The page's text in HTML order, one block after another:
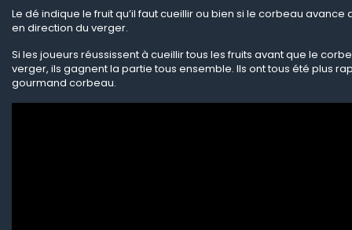
Le dé indique le fruit qu’il faut cueillir ou bien si le corbeau avance
en direction du verger.
Si les joueurs réussissent à cueillir tous les fruits avant que le
verger, ils gagnent la partie tous ensemble. Ils ont tous été plus
gourmand corbeau.